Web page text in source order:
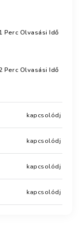
Perc Olvasási Idő
Perc Olvasási Idő
kapcsolódj
kapcsolódj
kapcsolódj
kapcsolódj